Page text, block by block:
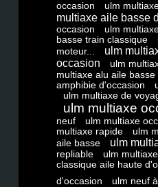
occasion
ulm
multiaxe aile basse
occasion
ulm
basse train classique
moteur...
ulm
occasion
ulm
multiaxe alu aile basse
amphibie d'occasion
ulm multiaxe de
ulm multiaxe
neuf
ulm multiaxe
multiaxe rapide
ulm
aile basse
ulm
repliable
ulm
classique aile haute
d'occasion
ulm neuf